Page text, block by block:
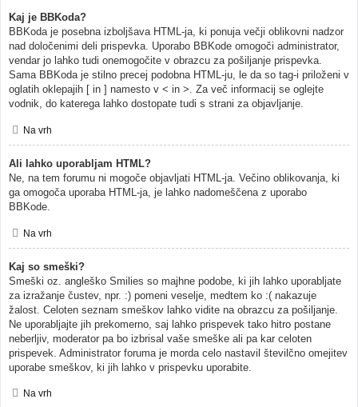
Kaj je BBKoda?
BBKoda je posebna izboljšava HTML-ja, ki ponuja večji oblikovni nadzor
nad določenimi deli prispevka. Uporabo BBKode omogoči administrator,
vendar jo lahko tudi onemogočite v obrazcu za pošiljanje prispevka.
Sama BBKoda je stilno precej podobna HTML-ju, le da so tag-i priloženi v
oglatih oklepajih [ in ] namesto v < in >. Za več informacij se oglejte
vodnik, do katerega lahko dostopate tudi s strani za objavljanje.
Na vrh
Ali lahko uporabljam HTML?
Ne, na tem forumu ni mogoče objavljati HTML-ja. Večino oblikovanja, ki
ga omogoča uporaba HTML-ja, je lahko nadomeščena z uporabo
BBKode.
Na vrh
Kaj so smeški?
Smeški oz. angleško Smilies so majhne podobe, ki jih lahko uporabljate
za izražanje čustev, npr. :) pomeni veselje, medtem ko :( nakazuje
žalost. Celoten seznam smeškov lahko vidite na obrazcu za pošiljanje.
Ne uporabljajte jih prekomerno, saj lahko prispevek tako hitro postane
neberljiv, moderator pa bo izbrisal vaše smeške ali pa kar celoten
prispevek. Administrator foruma je morda celo nastavil številčno omejitev
uporabe smeškov, ki jih lahko v prispevku uporabite.
Na vrh